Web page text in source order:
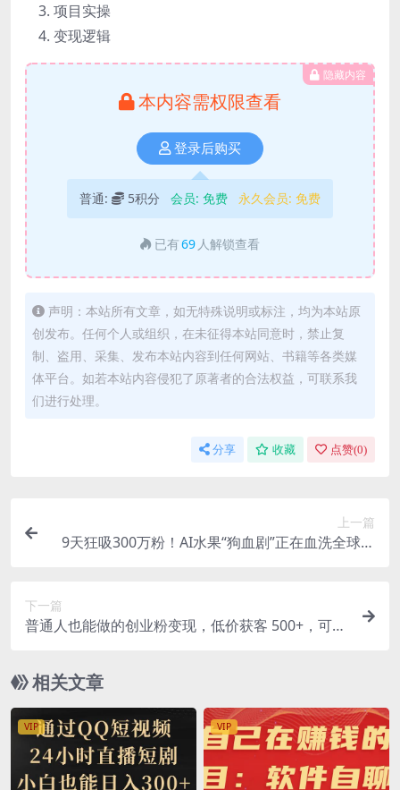
项目实操
变现逻辑
隐藏内容
本内容需权限查看
登录后购买
普通: 5积分 会员: 免费 永久会员: 免费
已有69 人解锁查看
声明：本站所有文章，如无特殊说明或标注，均为本站原
创发布。任何个人或组织，在未征得本站同意时，禁止复
制、盗用、采集、发布本站内容到任何网站、书籍等各类媒
体平台。如若本站内容侵犯了原著者的合法权益，可联系我
们进行处理。
分享 收藏 点赞(0)
上一篇
9天狂吸300万粉！AI水果“狗血剧”正在血洗全球，
下一篇
普通人也能做的创业粉变现，低价获客 500+，可批
相关文章
VIP VIP